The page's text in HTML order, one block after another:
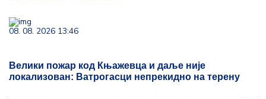
08. 08. 2026 13:46
Велики пожар код Књажевца и даље није
локализован: Ватрогасци непрекидно на терену